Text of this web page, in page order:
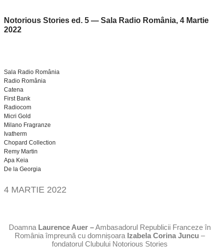
Notorious Stories ed. 5 — Sala Radio România, 4 Martie
2022
Sala Radio România
Radio România
Catena
First Bank
Radiocom
Micri Gold
Milano Fragranze
Ivatherm
Chopard Collection
Remy Martin
Apa Keia
De la Georgia
4 MARTIE 2022
Doamna Laurence Auer –Ambasadorul Republicii Franceze în
România împreună cu domnișoara Izabela Corina Juncu –
fondatorul Clubului Notorious Stories